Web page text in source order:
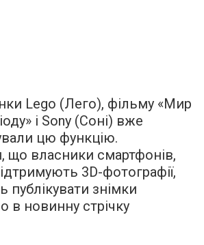
Lego (Лего), фільму «Мир
і Sony (Соні) вже
цю функцію.
що власники смартфонів,
3D-фотографії,
знімки
в новинну стрічку